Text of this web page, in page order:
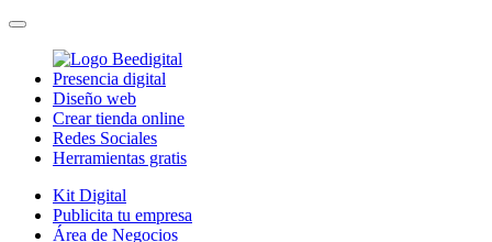
Presencia digital
Diseño web
Crear tienda online
Redes Sociales
Herramientas gratis
Kit Digital
Publicita tu empresa
Área de Negocios